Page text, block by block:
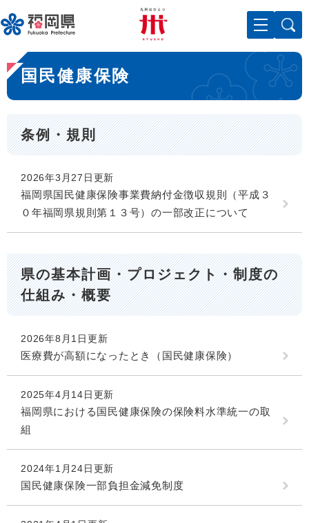
ー
ジ
先
頭
で
。
メニューを飛ばして本文へ
本
文
国民健康保険
条例・規則
2026年3月27日更新
福岡県国民健康保険事業費納付金徴収規則（平成３
０年福岡県規則第１３号）の一部改正について
県の基本計画・プロジェクト・制度の
仕組み・概要
2026年8月1日更新
医療費が高額になったとき（国民健康保険）
2025年4月14日更新
福岡県における国民健康保険の保険料水準統一の取
組
2024年1月24日更新
国民健康保険一部負担金減免制度